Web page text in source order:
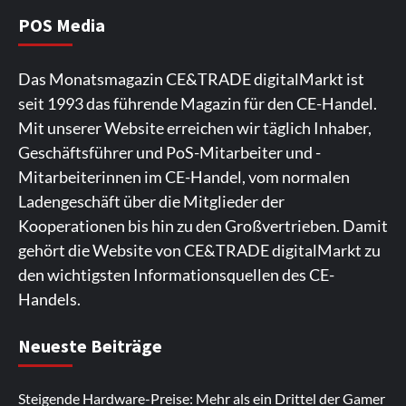
5
6
CHERRY baut Vertriebsteam in
strategisch wichtigen Märkten aus
7
Smart Living Top Story
Verbraucher setzen immer mehr auf
Klimageräte und Ventilatoren
POS Media
Das Monatsmagazin CE&TRADE digitalMarkt ist
seit 1993 das führende Magazin für den CE-Handel.
Mit unserer Website erreichen wir täglich Inhaber,
Geschäftsführer und PoS-Mitarbeiter und -
Mitarbeiterinnen im CE-Handel, vom normalen
Ladengeschäft über die Mitglieder der
Kooperationen bis hin zu den Großvertrieben. Damit
gehört die Website von CE&TRADE digitalMarkt zu
den wichtigsten Informationsquellen des CE-
Handels.
Plattform bietet Casinospiele und verschiedene
komfortables Spielerlebnis. Die App ermöglicht
regelmäßig. Die Plattform bietet farbenfrohe
Die Gaming-Plattform bietet eine große Auswahl an
Spielautomaten. Die Benutzeroberfläche ist auf eine
Ein weiterer Ort, an dem man Spielautomaten
entdecken kann, ist. Die Seite legt den Schwerpunkt
Neueste Beiträge
Steigende Hardware-Preise: Mehr als ein Drittel der Gamer